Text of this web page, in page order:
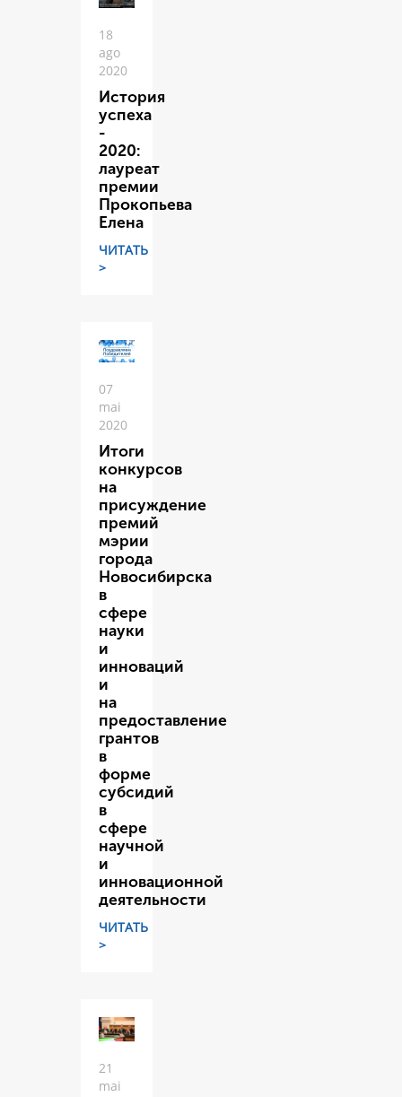
18
ago
2020
История
успеха
-
2020:
лауреат
премии
Прокопьева
Елена
ЧИТАТЬ
>
07
mai
2020
Итоги
конкурсов
на
присуждение
премий
мэрии
города
Новосибирска
в
сфере
науки
и
инноваций
и
на
предоставление
грантов
в
форме
субсидий
в
сфере
научной
и
инновационной
деятельности
ЧИТАТЬ
>
21
mai